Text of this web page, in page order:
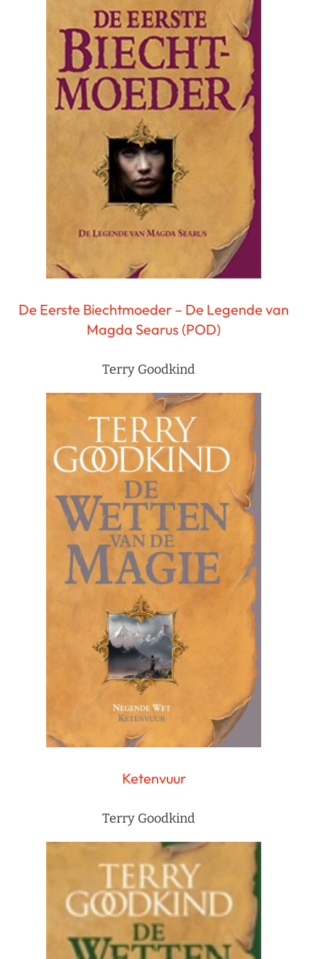
De Eerste Biechtmoeder – De Legende van
Magda Searus (POD)
Terry Goodkind
Ketenvuur
Terry Goodkind